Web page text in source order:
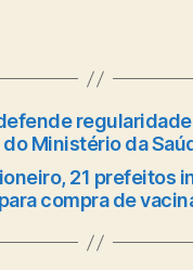
Ministério da
21 prefeitos
compra de